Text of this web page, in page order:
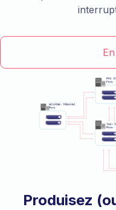
Produisez